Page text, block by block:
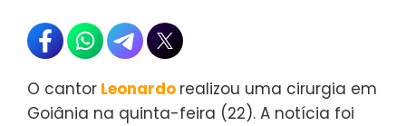
O cantor Leonardo realizou uma cirurgia em
Goiânia na quinta-feira (22). A notícia foi